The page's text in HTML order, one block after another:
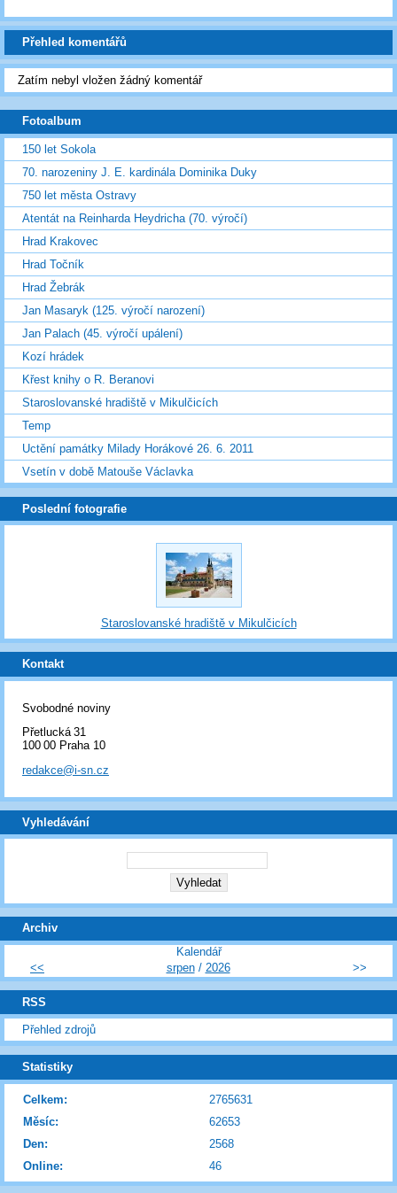
Přehled komentářů
Zatím nebyl vložen žádný komentář
Fotoalbum
150 let Sokola
70. narozeniny J. E. kardinála Dominika Duky
750 let města Ostravy
Atentát na Reinharda Heydricha (70. výročí)
Hrad Krakovec
Hrad Točník
Hrad Žebrák
Jan Masaryk (125. výročí narození)
Jan Palach (45. výročí upálení)
Kozí hrádek
Křest knihy o R. Beranovi
Staroslovanské hradiště v Mikulčicích
Temp
Uctění památky Milady Horákové 26. 6. 2011
Vsetín v době Matouše Václavka
Poslední fotografie
Staroslovanské hradiště v Mikulčicích
Kontakt
Svobodné noviny
Přetlucká 31
100 00 Praha 10
redakce@i-sn.cz
Vyhledávání
Archiv
Kalendář
<<
srpen/ 2026 >>
RSS
Přehled zdrojů
Statistiky
Online: 46
Celkem:
2765631
Měsíc:
62653
Den:
2568